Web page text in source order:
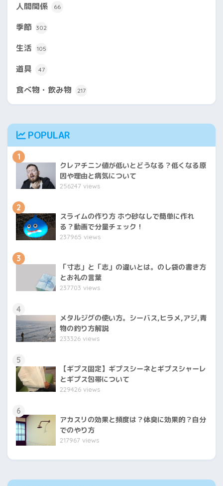
人間関係 66
季節 302
生活 105
道具 47
食べ物・飲み物 217
POPULAR
1
クレアチニン値が低いとどうなる？低くなる原
因や理由と病気について
256247 views
2
スライムの作り方 ホウ砂なしで簡単に作れ
る？動画で分量チェック！
237965 views
3
「寸志」と「志」の違いとは。のし袋の書き方
とお礼の言葉
237703 views
4
メタルジグの使い方。シーバス,ヒラメ,アジ,青
物の釣り方解説
233326 views
5
【ギプス固定】ギプスシーネとギプスシャーレ
とギプス包帯について
229426 views
6
アカスリの効果と頻度は？体臭に効果的？自分
でのやり方
217967 views